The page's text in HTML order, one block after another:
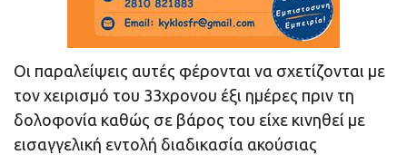
Οι παραλείψεις αυτές φέρονται να σχετίζονται με
τον χειρισμό του 33χρονου έξι ημέρες πριν τη
δολοφονία καθώς σε βάρος του είχε κινηθεί με
εισαγγελική εντολή διαδικασία ακούσιας